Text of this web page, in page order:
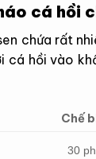
cá hồi
chứa rất
cá hồi vào
Chế
30